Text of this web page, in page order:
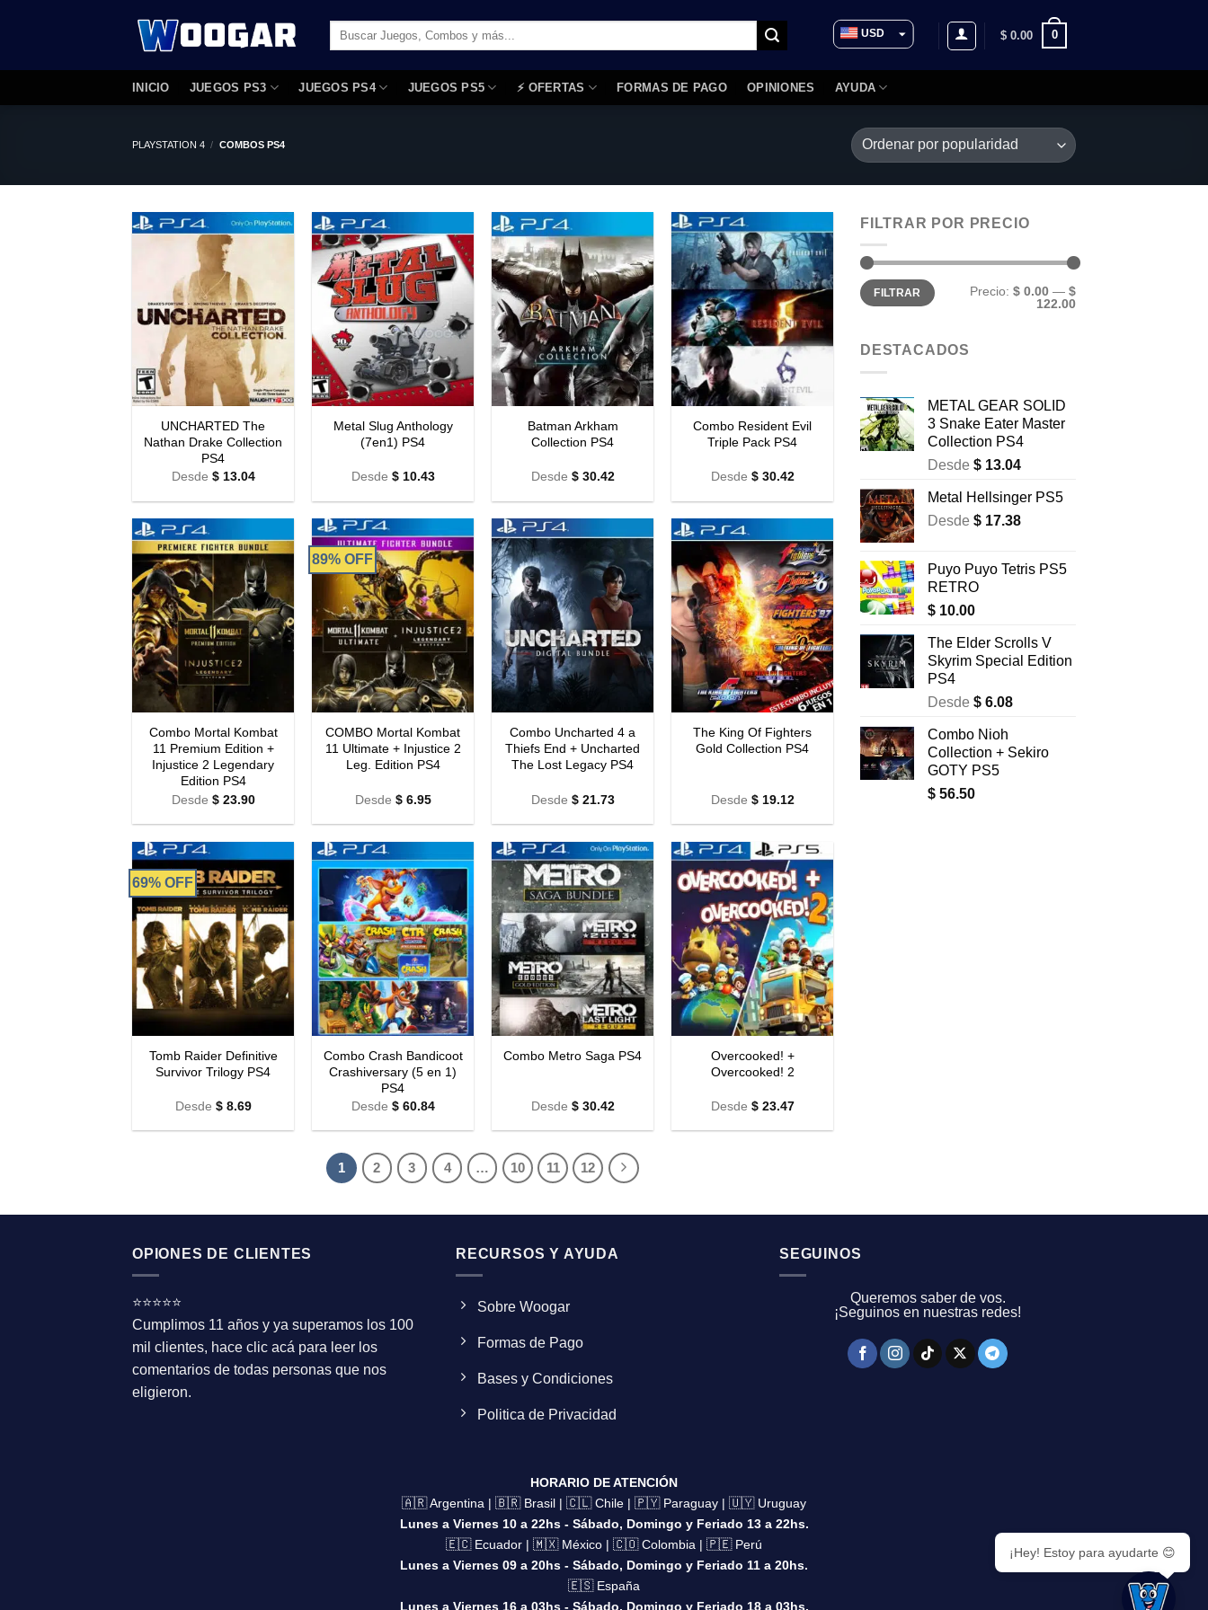
Buscar
USD
EUR
COP
UYU
PYG
BOB
CRC
GTQ
$ 0.00 0
INICIO JUEGOS PS3 JUEGOS PS4 JUEGOS PS5 ⚡ OFERTAS FORMAS DE PAGO OPINIONES​​ AYUDA
PLAYSTATION 4 / COMBOS PS4
UNCHARTED The
Nathan Drake Collection
PS4
Desde $13.04
Metal Slug Anthology
(7en1) PS4
Desde $10.43
Batman Arkham
Collection PS4
Desde $30.42
Combo Resident Evil
Triple Pack PS4
Desde $30.42
Combo Mortal Kombat
11 Premium Edition +
Injustice 2 Legendary
Edition PS4
Desde $23.90
89% OFF
COMBO Mortal Kombat
11 Ultimate + Injustice 2
Leg. Edition PS4
Desde $6.95
Combo Uncharted 4 a
Thiefs End + Uncharted
The Lost Legacy PS4
Desde $21.73
The King Of Fighters
Gold Collection PS4
Desde $19.12
69% OFF
Tomb Raider Definitive
Survivor Trilogy PS4
Desde $8.69
Combo Crash Bandicoot
Crashiversary (5 en 1)
PS4
Desde $60.84
Combo Metro Saga PS4
Desde $30.42
Overcooked! +
Overcooked! 2
Desde $23.47
1 2 3 4 … 10 11 12
FILTRAR POR PRECIO
Precio
mínimo
Precio
máximo
FILTRAR Precio: $ 0.00 — $
122.00
DESTACADOS
METAL GEAR SOLID
3 Snake Eater Master
Collection PS4
Desde $ 13.04
Metal Hellsinger PS5
Desde $ 17.38
Puyo Puyo Tetris PS5
RETRO
$ 10.00
The Elder Scrolls V
Skyrim Special Edition
PS4
Desde $ 6.08
Combo Nioh
Collection + Sekiro
GOTY PS5
$ 56.50
OPIONES DE CLIENTES
⭐⭐⭐⭐⭐
Cumplimos 11 años y ya superamos los 100
mil clientes, hace clic acá para leer los
comentarios de todas personas que nos
eligieron.
RECURSOS Y AYUDA
Sobre Woogar
Formas de Pago
Bases y Condiciones
Politica de Privacidad
SEGUINOS
Queremos saber de vos.
¡Seguinos en nuestras redes!
HORARIO DE ATENCIÓN
🇦🇷 Argentina | 🇧🇷 Brasil | 🇨🇱 Chile | 🇵🇾 Paraguay | 🇺🇾 Uruguay
Lunes a Viernes 10 a 22hs - Sábado, Domingo y Feriado 13 a 22hs.
🇪🇨 Ecuador | 🇲🇽 México | 🇨🇴 Colombia | 🇵🇪 Perú
Lunes a Viernes 09 a 20hs - Sábado, Domingo y Feriado 11 a 20hs.
🇪🇸 España
Lunes a Viernes 16 a 03hs - Sábado, Domingo y Feriado 18 a 03hs.
¡Hey! Estoy para ayudarte 😊